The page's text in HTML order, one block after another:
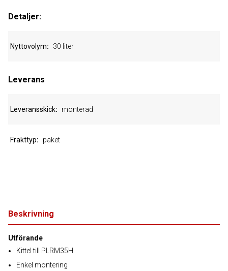
Beskrivning
Utförande
Kittel till PLRM35H
Enkel montering
Detaljer:
Nyttovolym 30 liter
Leverans
Leveransskick monterad
Frakttyp paket